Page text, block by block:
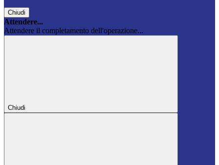
Chiudi
Attendere...
Attendere il completamento dell'operazione...
Chiudi